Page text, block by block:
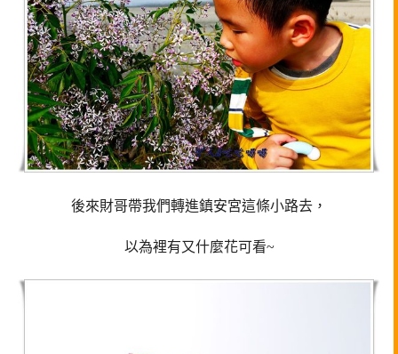
後來財哥帶我們轉進鎮安宮這條小路去，
以為裡有又什麼花可看~